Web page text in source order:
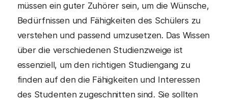
müssen ein guter Zuhörer sein, um die Wünsche,
Bedürfnissen und Fähigkeiten des Schülers zu
verstehen und passend umzusetzen. Das Wissen
über die verschiedenen Studienzweige ist
essenziell, um den richtigen Studiengang zu
finden auf den die Fähigkeiten und Interessen
des Studenten zugeschnitten sind. Sie sollten